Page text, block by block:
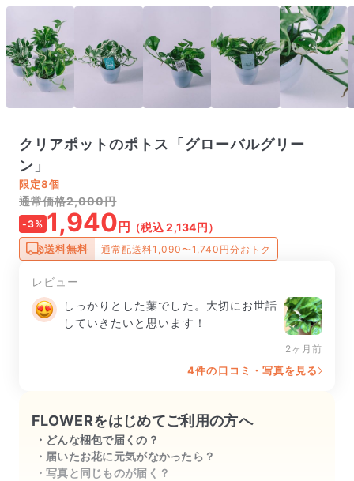
クリアポットのポトス「グローバルグリー
ン」
限定8個
通常価格2,000円
-3% 1,940 円 （税込 2,134円）
送料無料 通常配送料1,090〜1,740円分おトク
レビュー
しっかりとした葉でした。大切にお世話
していきたいと思います！
2ヶ月前
4件の口コミ・写真を見る
FLOWERをはじめてご利用の方へ
どんな梱包で届くの？
届いたお花に元気がなかったら？
写真と同じものが届く？